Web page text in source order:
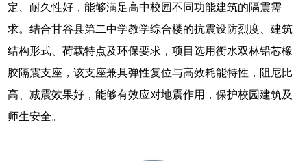
定、耐久性好，能够满足高中校园不同功能建筑的隔震需
求。结合甘谷县第二中学教学综合楼的抗震设防烈度、建筑
结构形式、荷载特点及环保要求，项目选用衡水双林铅芯橡
胶隔震支座，该支座兼具弹性复位与高效耗能特性，阻尼比
高、减震效果好，能够有效应对地震作用，保护校园建筑及
师生安全。